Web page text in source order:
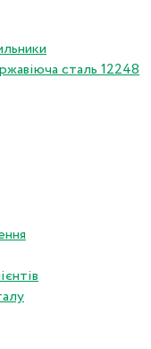
сталь 12248